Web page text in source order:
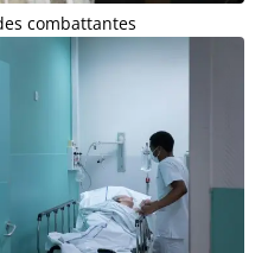
combattantes